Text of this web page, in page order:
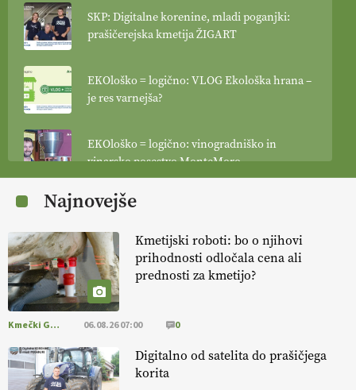
SKP: Digitalne korenine, mladi poganjki:
prašičerejska kmetija ŽIGART
EKOloško = logično: VLOG Ekološka hrana –
je res varnejša?
EKOloško = logično: vinogradniško in
vinarsko posestvo MonteMoro
EKOloško = logično: ekološka kmetija
EKOloško = logično: ekološka kmetija
HOMAR
EKOloško = logično: VLOG Ekološko
kmetijstvo brez škropljenja?
Najnovejše
Kmetijski roboti: bo o njihovi
prihodnosti odločala cena ali
prednosti za kmetijo?
Kmečki Glas 06.08.26 07:00 0
Digitalno od satelita do prašičjega
korita